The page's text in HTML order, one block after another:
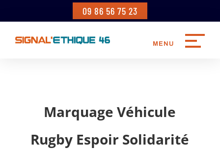
09 86 56 75 23
Marquage Véhicule
Rugby Espoir Solidarité